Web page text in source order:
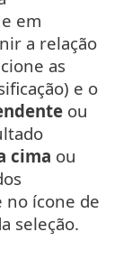
em
a relação
as
e o
ou
cima ou
no ícone de
seleção.